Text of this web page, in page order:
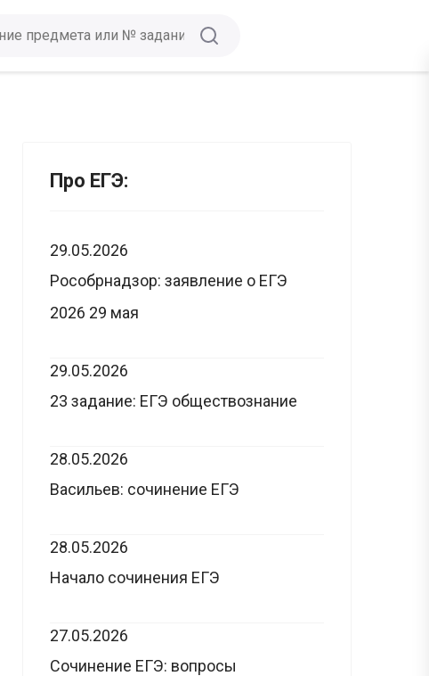
Про ЕГЭ:
29.05.2026
Рособрнадзор: заявление о ЕГЭ
2026 29 мая
29.05.2026
23 задание: ЕГЭ обществознание
28.05.2026
Васильев: сочинение ЕГЭ
28.05.2026
Начало сочинения ЕГЭ
27.05.2026
Сочинение ЕГЭ: вопросы